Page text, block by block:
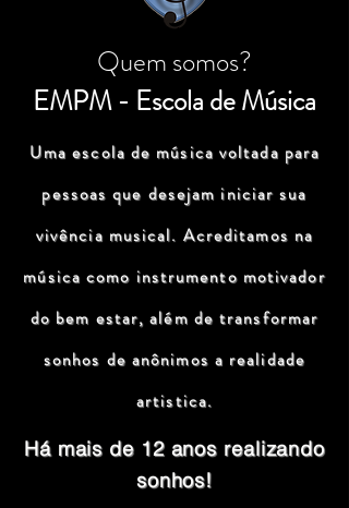
Quem somos?
EMPM - Escola de Música
Uma escola de música voltada para
pessoas que desejam iniciar sua
vivência musical. Acreditamos na
música como instrumento motivador
do bem estar, além de transformar
sonhos de anônimos a realidade
artistica.
Há mais de 12 anos realizando
sonhos!